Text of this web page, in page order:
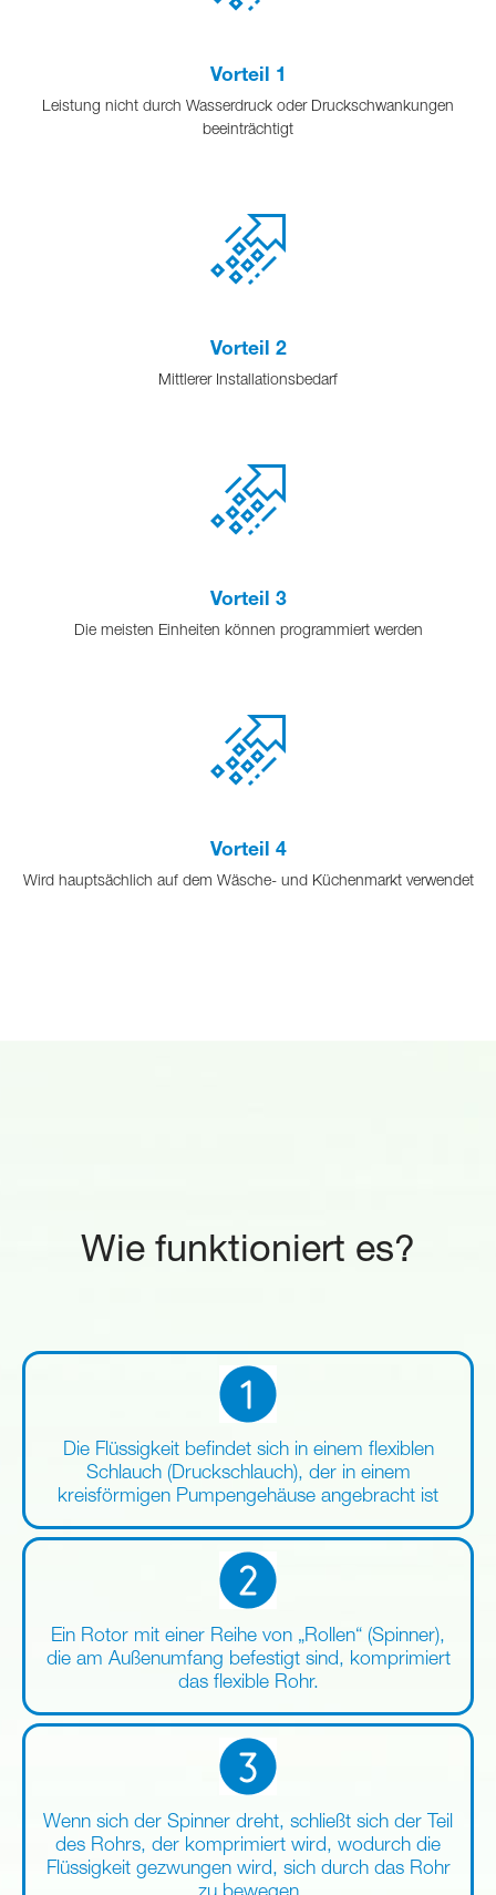
Vorteil 1
Leistung nicht durch Wasserdruck oder Druckschwankungen
beeinträchtigt
Vorteil 2
Mittlerer Installationsbedarf
Vorteil 3
Die meisten Einheiten können programmiert werden
Vorteil 4
Wird hauptsächlich auf dem Wäsche- und Küchenmarkt verwendet
Wie funktioniert es?
Die Flüssigkeit befindet sich in einem flexiblen
Schlauch (Druckschlauch), der in einem
kreisförmigen Pumpengehäuse angebracht ist
Ein Rotor mit einer Reihe von „Rollen“ (Spinner),
die am Außenumfang befestigt sind, komprimiert
das flexible Rohr.
Wenn sich der Spinner dreht, schließt sich der Teil
des Rohrs, der komprimiert wird, wodurch die
Flüssigkeit gezwungen wird, sich durch das Rohr
zu bewegen